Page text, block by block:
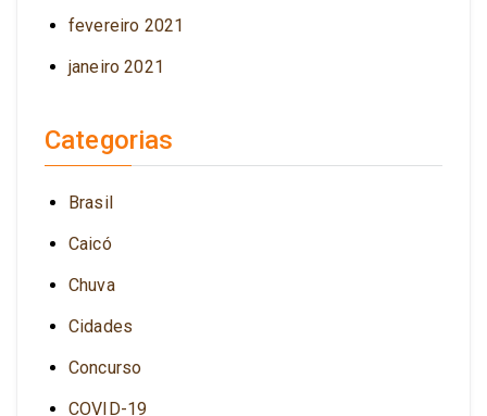
fevereiro 2021
janeiro 2021
Categorias
Brasil
Caicó
Chuva
Cidades
Concurso
COVID-19